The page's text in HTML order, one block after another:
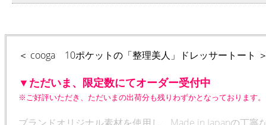
＜ cooga 10ポケットの「整理美人」ドレッサートート
▼ただいま、限定数にてオーダー受付中
※ご好評いただき、ただいまの出荷分も残りわずかとなっております。